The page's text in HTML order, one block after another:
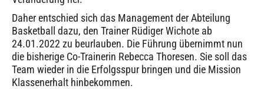
Daher entschied sich das Management der Abteilung
Basketball dazu, den Trainer Rüdiger Wichote ab
24.01.2022 zu beurlauben. Die Führung übernimmt nun
die bisherige Co-Trainerin Rebecca Thoresen. Sie soll das
Team wieder in die Erfolgsspur bringen und die Mission
Klassenerhalt hinbekommen.